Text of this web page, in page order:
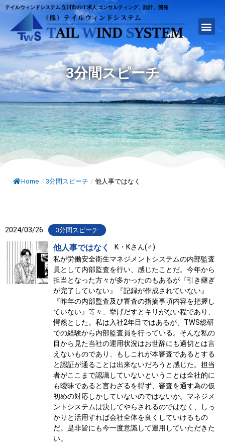
テイルウィンドシステム 立川市のIT求人 コンサルティング、設計、開発
3分間スピーチ
Home / 3分間スピーチ / 他人事ではなく
2024/03/26 3分間スピーチ
他人事ではなく
K・Kさん(♂)
私が労働安全衛生マネジメントシステムの内部監査
員として内部監査を行い、感じたことだ。今年から
担当となった方々が多かったのもあるが『引き継ぎ
が完了していない』『記録が作成されていない』
『昨年の内部監査及び審査の指摘事項内容を把握し
ていない』等々、挙げだすとキリがない程であり、
愕然とした。私は入社2年目ではあるが、TWS総研
での経験から内部監査員を行っている。そんな私の
目から見た当社の運用状況はお世辞にも適切とは言
えないものであり、もしこれが本審査であるとする
と認証が通ることは出来ないだろうと感じた。担当
者がここまで認識していないということは全社的に
も曖昧であると言わざるを得ず、審査を通す為の仮
初めの対応しかしていないのではないか。マネジメ
ントシステムは決してやらされるのではなく、しっ
かりと活用すれば会社全体を良くしていけるもの
だ。是非皆にも今一度意識して運用していただきた
い。